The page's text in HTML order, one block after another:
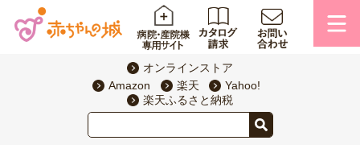
オンラインストア
Amazon
楽天
Yahoo!
楽天ふるさと納税